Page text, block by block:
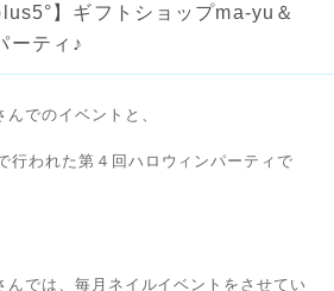
】ギフトショップma-yu＆
ーティ♪
でのイベントと、
行われた第４回ハロウィンパーティで
んでは、毎月ネイルイベントをさせてい